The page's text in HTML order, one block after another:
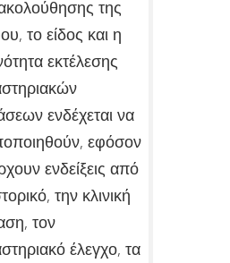
της
το είδος και η
εκτέλεσης
ενδέχεται να
εφόσον
ενδείξεις από
την κλινική
τον
έλεγχο, τα